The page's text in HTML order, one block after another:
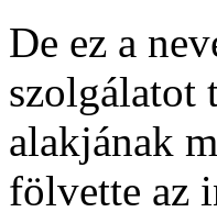
De ez a
szolgálatot
alakjának
fölvette az